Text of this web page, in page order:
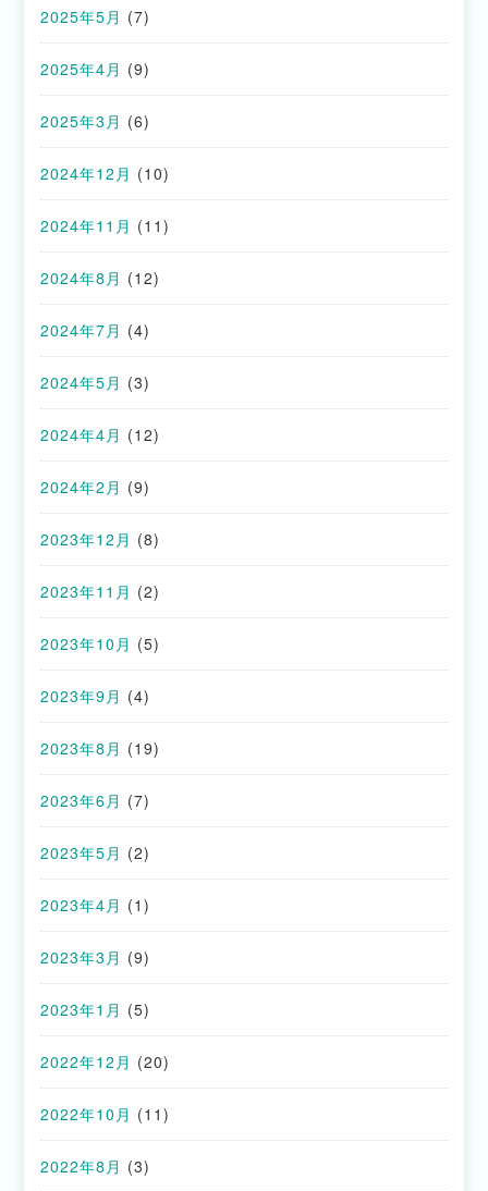
2025年5月 (7)
2025年4月 (9)
2025年3月 (6)
2024年12月 (10)
2024年11月 (11)
2024年8月 (12)
2024年7月 (4)
2024年5月 (3)
2024年4月 (12)
2024年2月 (9)
2023年12月 (8)
2023年11月 (2)
2023年10月 (5)
2023年9月 (4)
2023年8月 (19)
2023年6月 (7)
2023年5月 (2)
2023年4月 (1)
2023年3月 (9)
2023年1月 (5)
2022年12月 (20)
2022年10月 (11)
2022年8月 (3)